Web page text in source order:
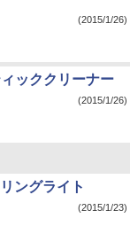
(2015/1/26)
ッククリーナー
(2015/1/26)
ングライト
(2015/1/23)